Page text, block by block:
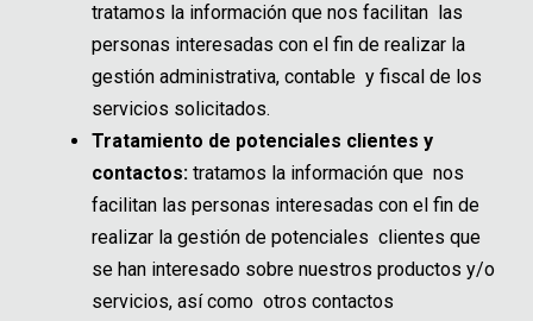
tratamos la información que nos facilitan las
personas interesadas con el fin de realizar la
gestión administrativa, contable y fiscal de los
servicios solicitados.
Tratamiento de potenciales clientes y
contactos: tratamos la información que nos
facilitan las personas interesadas con el fin de
realizar la gestión de potenciales clientes que
se han interesado sobre nuestros productos y/o
servicios, así como otros contactos